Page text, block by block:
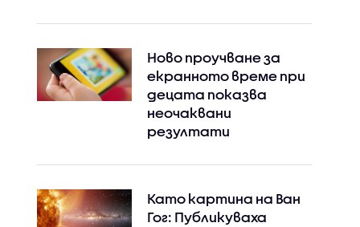
Ново проучване за
екранното време при
децата показва
неочаквани
резултати
Като картина на Ван
Гог: Публикуваха